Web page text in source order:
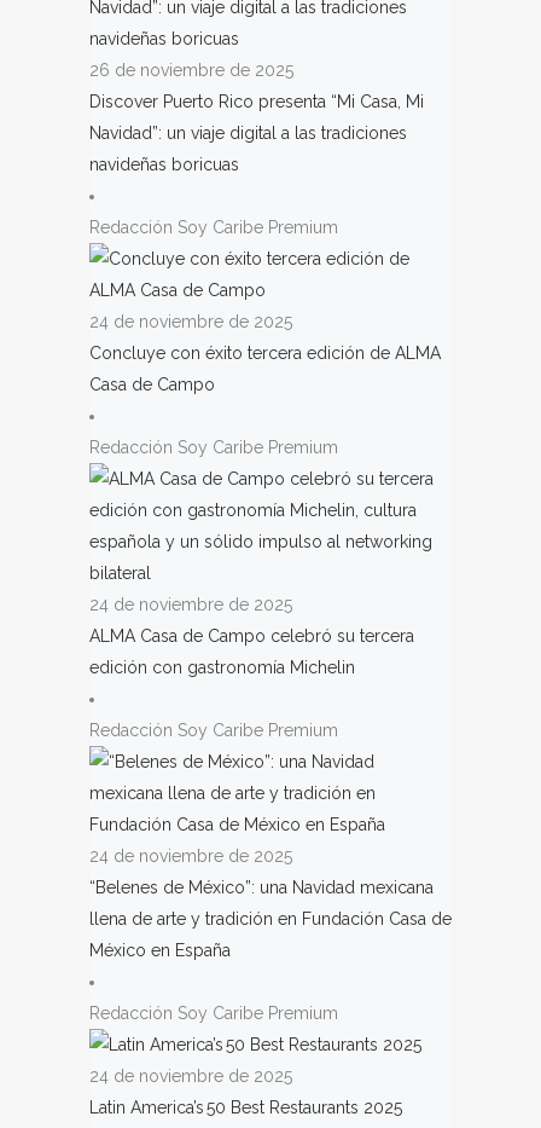
26 de noviembre de 2025
Discover Puerto Rico presenta “Mi Casa, Mi
Navidad”: un viaje digital a las tradiciones
navideñas boricuas
Redacción Soy Caribe Premium
24 de noviembre de 2025
Concluye con éxito tercera edición de ALMA
Casa de Campo
Redacción Soy Caribe Premium
24 de noviembre de 2025
ALMA Casa de Campo celebró su tercera
edición con gastronomía Michelin
Redacción Soy Caribe Premium
24 de noviembre de 2025
“Belenes de México”: una Navidad mexicana
llena de arte y tradición en Fundación Casa de
México en España
Redacción Soy Caribe Premium
24 de noviembre de 2025
Latin America’s 50 Best Restaurants 2025